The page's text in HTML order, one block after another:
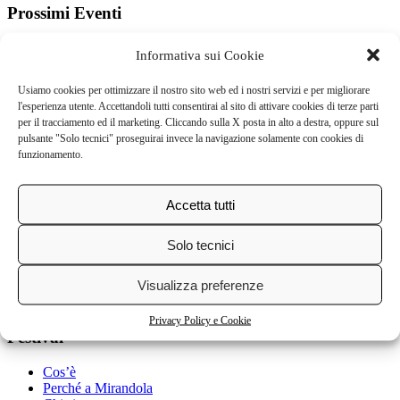
Informativa sui Cookie
Usiamo cookies per ottimizzare il nostro sito web ed i nostri servizi e per migliorare
l'esperienza utente. Accettandoli tutti consentirai al sito di attivare cookies di terze parti
per il tracciamento ed il marketing. Cliccando sulla X posta in alto a destra, oppure sul
pulsante "Solo tecnici" proseguirai invece la navigazione solamente con cookies di
funzionamento.
Accetta tutti
Solo tecnici
Visualizza preferenze
Privacy Policy e Cookie
Prossimi Eventi
Non ci sono eventi in questa categoria
Via Giolitti, 22
41037 Mirandola (Mo) Italia
cell: 338 7505932
tel. 0535 29624
E-Mail:
privacy e informativa/gestione cookie
credits
Festival
Cos’è
Perché a Mirandola